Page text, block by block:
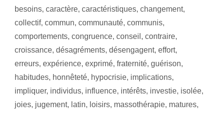
besoins, caractère, caractéristiques, changement,
collectif, commun, communauté, communis,
comportements, congruence, conseil , contraire,
croissance, désagréments, désengagent, effort,
erreurs, expérience, exprimé, fraternité, guérison,
habitudes, honnêteté, hypocrisie, implications,
impliquer, individus, influence, intérêts, investie, isolée,
joies, jugement, latin, loisirs, massothérapie, matures,